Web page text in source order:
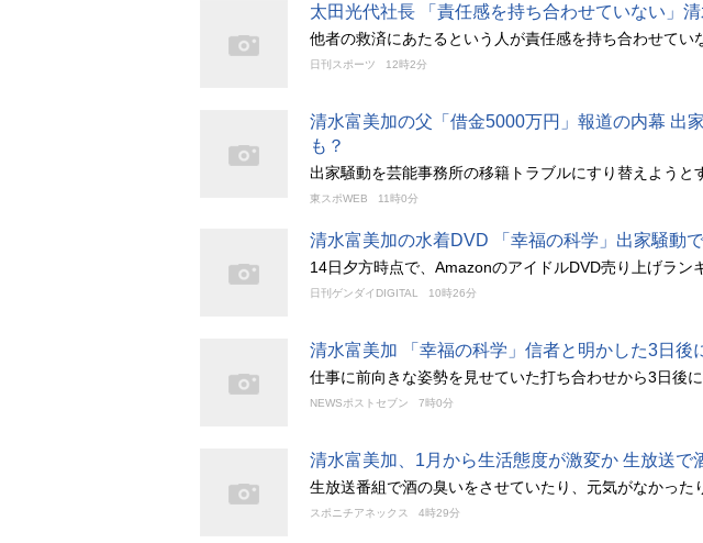
太田光代社長 「責任感を持ち合わせていない」
他者の救済にあたるという人が責任感を持ち合わせてい
日刊スポーツ 12時2分
清水富美加の父「借金5000万円」報道の内幕 出
も？
出家騒動を芸能事務所の移籍トラブルにすり替えようと
東スポWEB 11時0分
清水富美加の水着DVD 「幸福の科学」出家騒動
14日夕方時点で、AmazonのアイドルDVD売り上げラン
日刊ゲンダイDIGITAL 10時26分
清水富美加 「幸福の科学」信者と明かした3日後
仕事に前向きな姿勢を見せていた打ち合わせから3日後
NEWSポストセブン 7時0分
清水富美加、1月から生活態度が激変か 生放送で
生放送番組で酒の臭いをさせていたり、元気がなかった
スポニチアネックス 4時29分